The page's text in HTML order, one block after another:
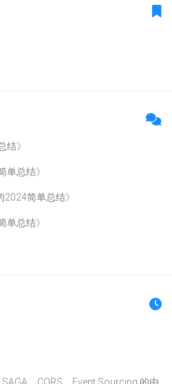
结》
单总结》
2024简单总结》
单总结》
，CQRS，Event Sourcing 的由